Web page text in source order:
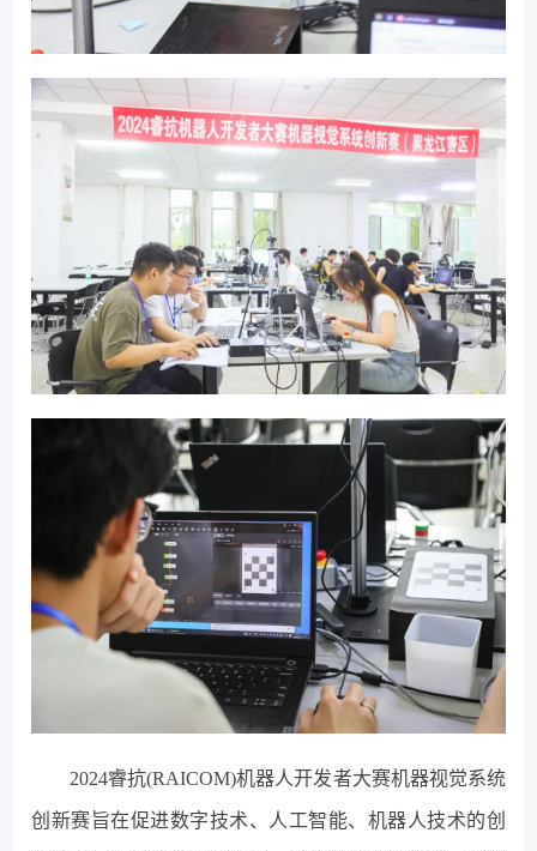
2024睿抗(RAICOM)机器人开发者大赛机器视觉系统
创新赛旨在促进数字技术、人工智能、机器人技术的创